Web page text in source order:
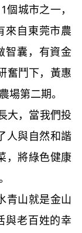
城市之一，
來自東莞市農
智囊，有資金
奮鬥下，黃惠
場第二期。
，當我們投
人與自然和諧
，將綠色健康
山就是金山
與老百姓的幸